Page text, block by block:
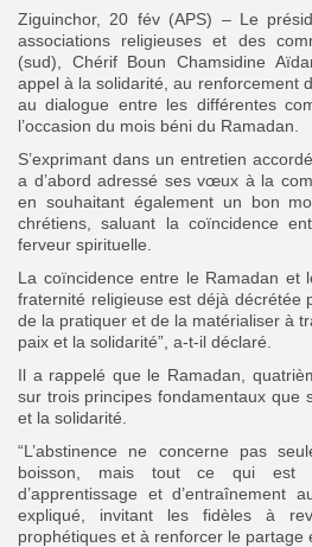
for:
FR
Ziguinchor, 20 fév (APS) – Le
associations religieuses et des
(sud), Chérif Boun Chamsidine
appel à la solidarité, au renforcement
au dialogue entre les différentes
l’occasion du mois béni du Ramadan.
S’exprimant dans un entretien
a d’abord adressé ses vœux à la
en souhaitant également un bon
chrétiens, saluant la coïncidence
ferveur spirituelle.
La coïncidence entre le Ramadan et
fraternité religieuse est déjà décrétée
de la pratiquer et de la matérialiser à
paix et la solidarité”, a-t-il déclaré.
Il a rappelé que le Ramadan,
sur trois principes fondamentaux que
et la solidarité.
“L’abstinence ne concerne pas
boisson, mais tout ce qui est
d’apprentissage et d’entraînement
expliqué, invitant les fidèles à
prophétiques et à renforcer le partage